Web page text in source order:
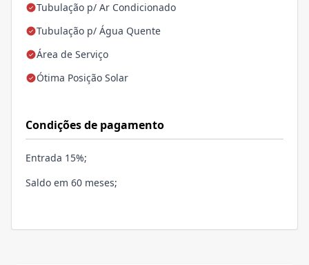
Tubulação p/ Ar Condicionado
Tubulação p/ Água Quente
Área de Serviço
Ótima Posição Solar
Condições de pagamento
Entrada 15%;
Saldo em 60 meses;